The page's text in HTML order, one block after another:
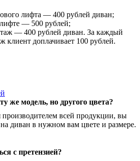
лифта — 400 рублей диван;
— 500 рублей;
— 400 рублей диван. За каждый
клиент доплачивает 100 рублей.
же модель, но другого цвета?
всей продукции, вы
диван в нужном вам цвете и размере.
с претензией?